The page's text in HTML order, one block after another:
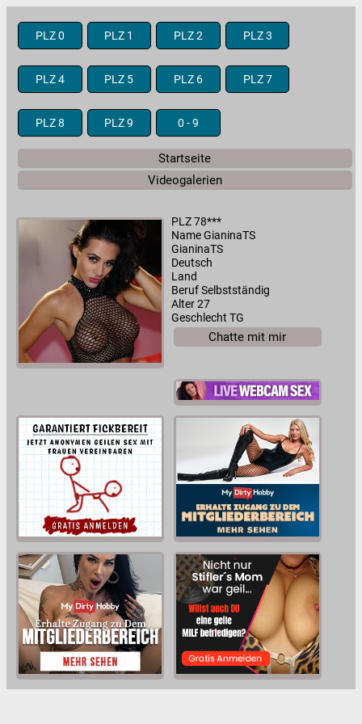
PLZ 0 PLZ 1 PLZ 2 PLZ 3
PLZ 4 PLZ 5 PLZ 6 PLZ 7
PLZ 8 PLZ 9 0 - 9
Startseite
Videogalerien
PLZ 78***
Name GianinaTS
GianinaTS
Deutsch
Land
Beruf Selbstständig
Alter 27
Geschlecht TG
Chatte mit mir